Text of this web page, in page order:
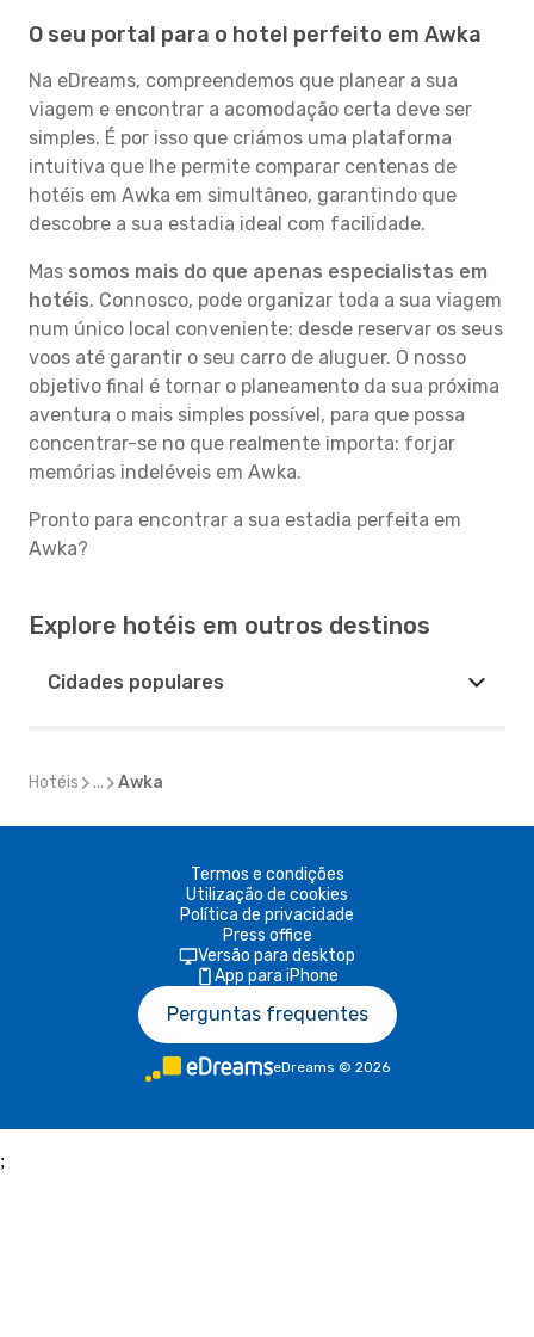
O seu portal para o hotel perfeito em Awka
Na eDreams, compreendemos que planear a sua
viagem e encontrar a acomodação certa deve ser
simples. É por isso que criámos uma plataforma
intuitiva que lhe permite comparar centenas de
hotéis em Awka em simultâneo, garantindo que
descobre a sua estadia ideal com facilidade.
Mas somos mais do que apenas especialistas em
hotéis. Connosco, pode organizar toda a sua viagem
num único local conveniente: desde reservar os seus
voos até garantir o seu carro de aluguer. O nosso
objetivo final é tornar o planeamento da sua próxima
aventura o mais simples possível, para que possa
concentrar-se no que realmente importa: forjar
memórias indeléveis em Awka.
Pronto para encontrar a sua estadia perfeita em
Awka?
Explore hotéis em outros destinos
Cidades populares
Hotéis ... Awka
Termos e condições
Utilização de cookies
Política de privacidade
Press office
Versão para desktop
App para iPhone
Perguntas frequentes
eDreams © 2026
;